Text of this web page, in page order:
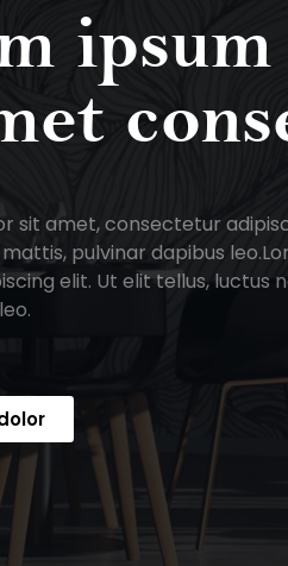
sit amet, consectetur
pulvinar dapibus
elit. Ut elit tellus, luctus